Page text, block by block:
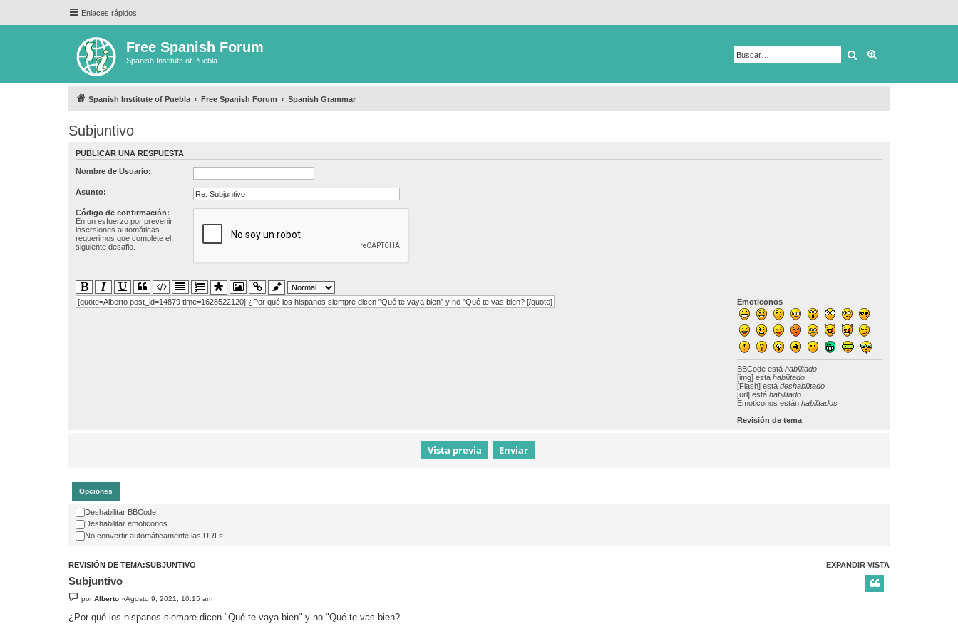
Enlaces rápidos
Free Spanish Forum
Spanish Institute of Puebla Buscar
Spanish Institute of Puebla Free Spanish Forum Spanish Grammar
Subjuntivo
PUBLICAR UNA RESPUESTA
Nombre de Usuario:
Asunto:
Código de confirmación:
En un esfuerzo por prevenir
insersiones automáticas
requerimos que complete el
siguiente desafio.
Emoticonos
BBCode estáhabilitado
[img] estáhabilitado
[Flash] estádeshabilitado
[url] estáhabilitado
Emoticonos estánhabilitados
Revisión de tema
[quote=Alberto post_id=14879 time=1628522120] ¿Por qué los hispanos siempre dicen "Qué te vaya bien" y no "Qué te vas bien? [/quote]
Opciones
Deshabilitar BBCode
Deshabilitar emoticonos
No convertir automáticamente las URLs
EXPANDIR VISTA
REVISIÓN DE TEMA:SUBJUNTIVO
Subjuntivo
porAlberto »Agosto 9, 2021, 10:15 am
¿Por qué los hispanos siempre dicen "Qué te vaya bien" y no "Qué te vas bien?